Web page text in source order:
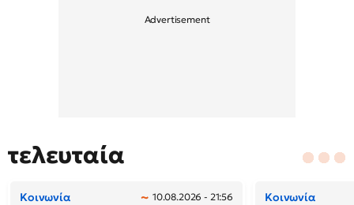
τελευταία
Κοινωνία 10.08.2026 - 21:56 Κοινωνία